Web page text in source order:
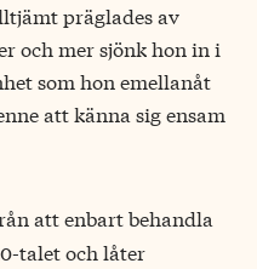
präglades av
och mer sjönk hon in i
som hon emellanåt
att känna sig ensam
att enbart behandla
talet och låter